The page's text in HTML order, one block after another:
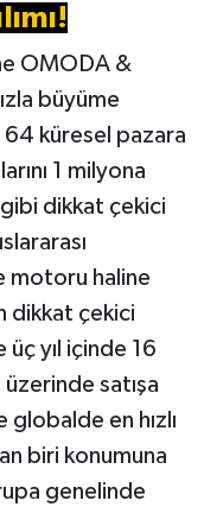
OMODA &
büyüme
küresel pazara
1 milyona
gibi dikkat çekici
motoru haline
dikkat çekici
yıl içinde 16
satışa
globalde en hızlı
biri konumuna
genelinde